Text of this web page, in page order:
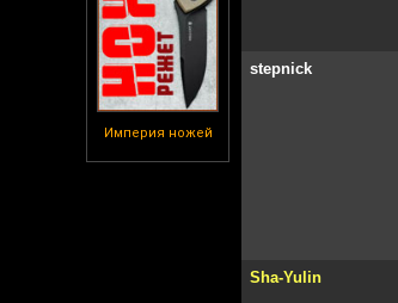
Империя ножей
stepnick
Sha-Yulin